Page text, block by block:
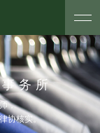
务所
，
协核实。